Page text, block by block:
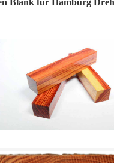
Blank für Hamburg